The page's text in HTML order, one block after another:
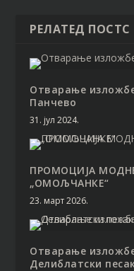
РЕЛАТЕД ПОСТС
Отварање
Панчево
31. јул 2024.
ПРОМОЦИЈА
„ОМОЉЧАНКЕ“
23. март 2026.
Отварање
Делиблатски песак